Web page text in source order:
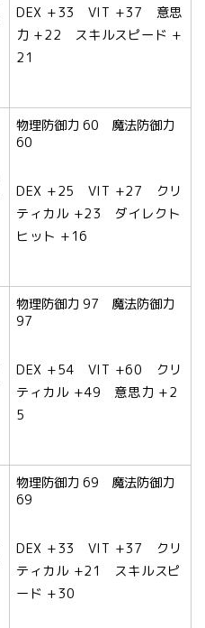
DEX +33 VIT +37 意思
力 +22 スキルスピード +
21
物理防御力 60 魔法防御力
60
DEX +25 VIT +27 クリ
ティカル +23 ダイレクト
ヒット +16
物理防御力 97 魔法防御力
97
DEX +54 VIT +60 クリ
ティカル +49 意思力 +2
5
物理防御力 69 魔法防御力
69
DEX +33 VIT +37 クリ
ティカル +21 スキルスピ
ード +30